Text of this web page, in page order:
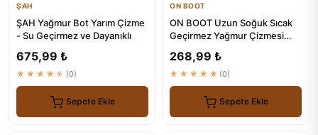
ŞAH
ŞAH Yağmur Bot Yarım Çizme
- Su Geçirmez ve Dayanıklı
675,99 ₺
★★★★★ (0)
Sepete Ekle
ON BOOT
ON BOOT Uzun Soğuk Sıcak
Geçirmez Yağmur Çizmesi
268,99 ₺
★★★★★ (0)
Sepete Ekle